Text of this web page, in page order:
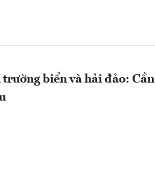
biển và hải đảo: Cần